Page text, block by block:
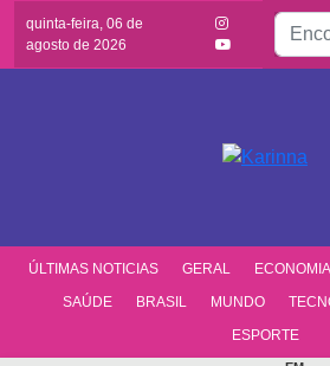
quinta-feira, 06 de
agosto de 2026
Buscar
ÚLTIMAS NOTICIAS GERAL ECONOMIA
SAÚDE
BRASIL MUNDO
ESPORTE